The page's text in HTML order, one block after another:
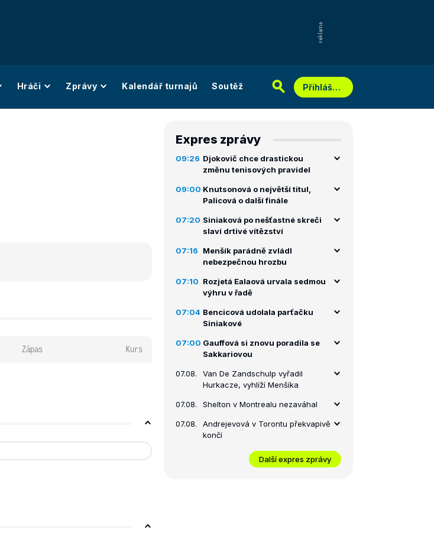
Hráči Zprávy Kalendář turnajů Soutěž Přihlášení
Zápas Kurs
Expres zprávy
09:26 Djokovič chce drastickou
změnu tenisových pravidel
09:00 Knutsonová o největší titul,
Palicová o další finále
07:20 Siniaková po nešťastné skreči
slaví drtivé vítězství
07:16
Menšík parádně zvládl
nebezpečnou hrozbu
07:10 Rozjetá Ealaová urvala sedmou
výhru v řadě
07:04 Bencicová udolala parťačku
Siniakové
07:00 Gauffová si znovu poradila se
Sakkariovou
07.08.
Van De Zandschulp vyřadil
Hurkacze, vyhlíží Menšíka
07.08. Shelton v Montrealu nezaváhal
07.08.
Andrejevová v Torontu překvapivě
končí
Další expres zprávy